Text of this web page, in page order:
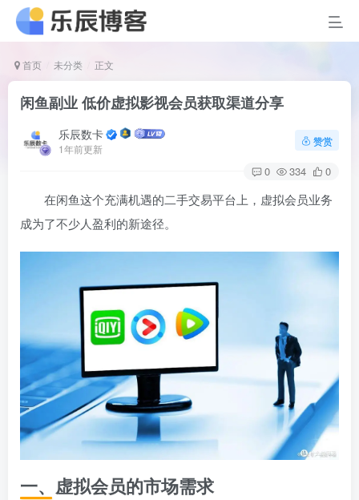
首页 未分类 正文
闲鱼副业 低价虚拟影视会员获取渠道分享
乐辰数卡
1年前更新
赞赏
0 334 0
在闲鱼这个充满机遇的二手交易平台上，虚拟会员业务
成为了不少人盈利的新途径。
一、虚拟会员的市场需求